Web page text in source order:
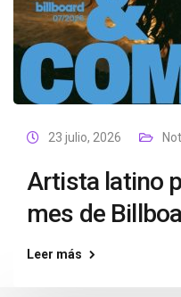
23 julio, 2026
Artista latino
mes de
Leer más